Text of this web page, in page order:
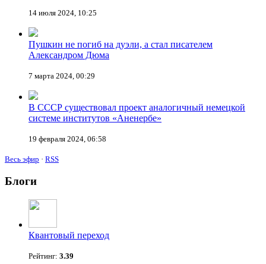
14 июля 2024, 10:25
Пушкин не погиб на дуэли, а стал писателем
Александром Дюма
7 марта 2024, 00:29
В СССР существовал проект аналогичный немецкой
системе институтов «Аненербе»
19 февраля 2024, 06:58
Весь эфир · RSS
Блоги
Квантовый переход
Рейтинг: 3.39